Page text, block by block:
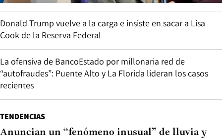
Donald Trump vuelve a la carga e insiste en sacar a Lisa
Cook de la Reserva Federal
La ofensiva de BancoEstado por millonaria red de
“autofraudes”: Puente Alto y La Florida lideran los casos
recientes
TENDENCIAS
Anuncian un “fenómeno inusual” de lluvia y